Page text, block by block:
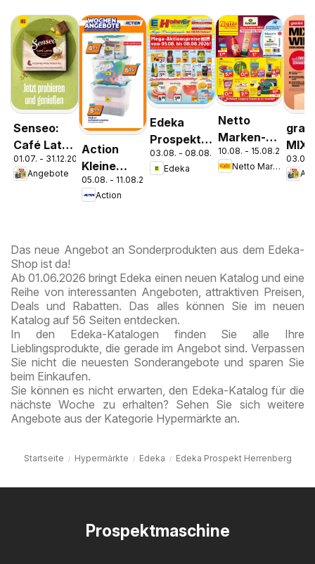
Senseo:
Café Latte
Dubai
Chocolate
01.07. - 31.12.2026
Angebote
Action
Kleine
Preise,
große
05.08. - 11.08.2026
Action
Edeka
Prospekt
Parchim
03.08. - 08.08.2026
Edeka
Netto
Marken-
Discount
Prospekt
10.08. - 15.08.2026
Netto Marken-Discount
MIX-
03.08.
Das neue Angebot an Sonderprodukten aus dem Edeka-
Shop ist da!
Ab 01.06.2026 bringt Edeka einen neuen Katalog und eine
Reihe von interessanten Angeboten, attraktiven Preisen,
Deals und Rabatten. Das alles können Sie im neuen
Katalog auf 56 Seiten entdecken.
In den Edeka-Katalogen finden Sie alle Ihre
Lieblingsprodukte, die gerade im Angebot sind. Verpassen
Sie nicht die neuesten Sonderangebote und sparen Sie
beim Einkaufen.
Sie können es nicht erwarten, den Edeka-Katalog für die
nächste Woche zu erhalten? Sehen Sie sich weitere
Angebote aus der Kategorie Hypermärkte an.
Startseite Hypermärkte Edeka Edeka Prospekt Herrenberg
Prospektmaschine